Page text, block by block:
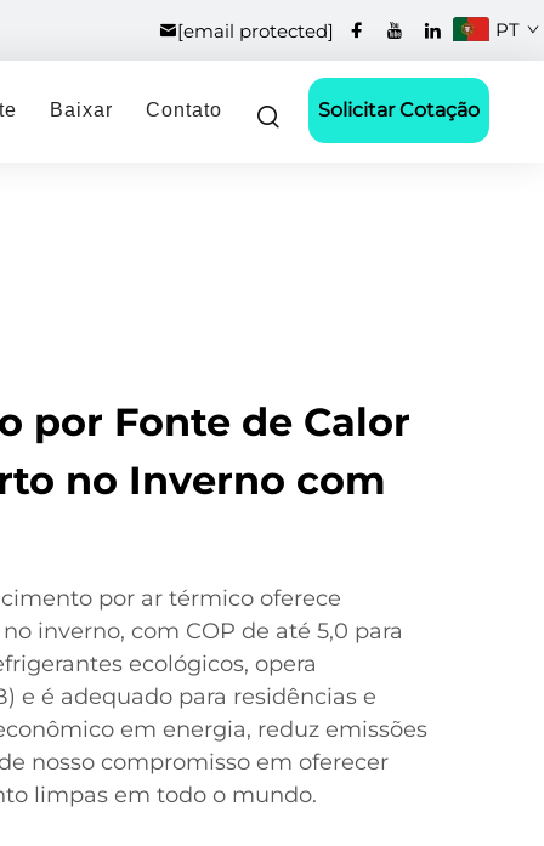
[email protected] PT
Baixar Contato Solicitar Cotação
por Fonte de Calor
no Inverno com
por ar térmico oferece
inverno, com COP de até 5,0 para
ecológicos, opera
e é adequado para residências e
em energia, reduz emissões
nosso compromisso em oferecer
limpas em todo o mundo.